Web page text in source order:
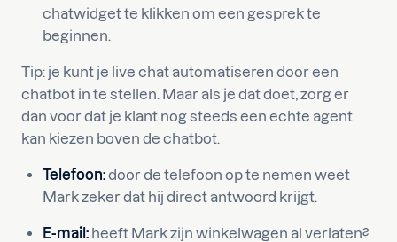
chatwidget te klikken om een gesprek te
beginnen.
Tip: je kunt je live chat automatiseren door een
chatbot in te stellen. Maar als je dat doet, zorg er
dan voor dat je klant nog steeds een echte agent
kan kiezen boven de chatbot.
Telefoon:door de telefoon op te nemen weet
Mark zeker dat hij direct antwoord krijgt.
E-mail: heeft Mark zijn winkelwagen al verlaten?